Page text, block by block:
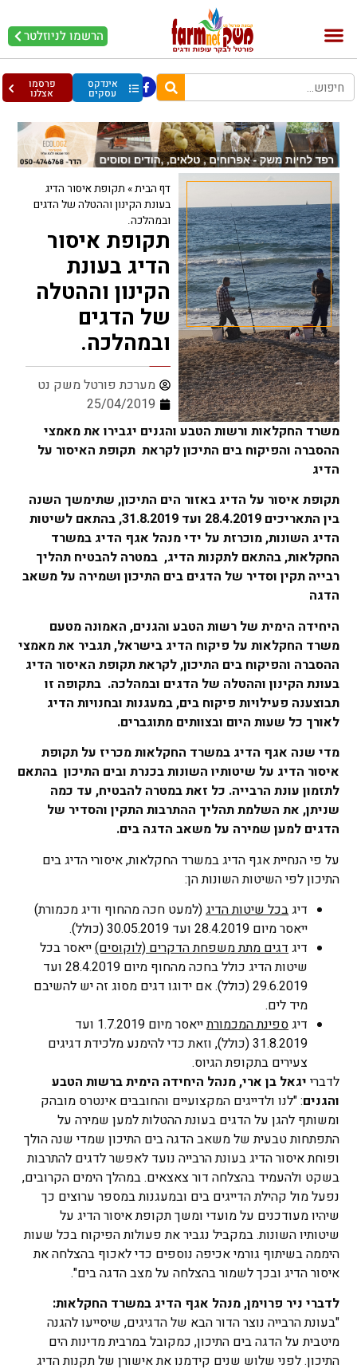
הרשמו לניוזלטר
אינדקס
עסקים
פרסמו
אצלנו
דף הבית» תקופת איסור הדיג
בעונת הקינון וההטלה של הדגים
ובמהלכה.
תקופת איסור
הדיג בעונת
הקינון וההטלה
של הדגים
ובמהלכה.
מערכת פורטל משק נט
25/04/2019
משרד החקלאות ורשות הטבע והגנים יגבירו את מאמצי
ההסברה והפיקוח בים התיכון לקראת תקופת האיסור על
הדיג
תקופת איסור על הדיג באזור הים התיכון, שתימשך השנה
בין התאריכים 28.4.2019 ועד 31.8.2019, בהתאם לשיטות
הדיג השונות, מוכרזת על ידי מנהל אגף הדיג במשרד
החקלאות, בהתאם לתקנות הדיג, במטרה להבטיח תהליך
רבייה תקין וסדיר של הדגים בים התיכון ושמירה על משאב
הדגה
היחידה הימית של רשות הטבע והגנים, האמונה מטעם
משרד החקלאות על פיקוח הדיג בישראל, תגביר את מאמצי
ההסברה והפיקוח בים התיכון, לקראת תקופת האיסור הדיג
בעונת הקינון וההטלה של הדגים ובמהלכה. בתקופה זו
תבוצענה פעילויות פיקוח בים, במעגנות ובחנויות הדיג
לאורך כל שעות היום ובצוותים מתוגברים.
מדי שנה אגף הדיג במשרד החקלאות מכריז על תקופת
איסור הדיג על שיטותיו השונות בכנרת ובים התיכון בהתאם
לתזמון עונת הרבייה. כל זאת במטרה להבטיח, עד כמה
שניתן, את השלמת תהליך ההתרבות התקין והסדיר של
הדגים למען שמירה על משאב הדגה בים.
על פי הנחיית אגף הדיג במשרד החקלאות, איסורי הדיג בים
התיכון לפי השיטות השונות הן:
דיגבכל שיטות הדיג(למעט חכה מהחוף ודיג מכמורת)
ייאסר מיום 28.4.2019 ועד 30.05.2019 (כולל).
דיגדגים מתת משפחת הדקרים (לוקוסים)ייאסר בכל
שיטות הדיג כולל בחכה מהחוף מיום 28.4.2019 ועד
29.6.2019 (כולל). אם ידוגו דגים מסוג זה יש להשיבם
מיד לים.
דיגספינת המכמורת
ייאסר מיום 1.7.2019 ועד
31.8.2019 (כולל), וזאת כדי להימנע מלכידת דגיגים
צעירים בתקופת הגיוס.
לדברי יגאל בן ארי, מנהל היחידה הימית ברשות הטבע
והגנים: "לנו ולדייגים המקצועיים והחובבים אינטרס מובהק
ומשותף להגן על הדגים בעונת ההטלות למען שמירה על
התפתחות טבעית של משאב הדגה בים התיכון שמדי שנה הולך
ופוחת איסור הדיג בעונת הרבייה נועד לאפשר לדגים להתרבות
בשקט ולהעמיד בהצלחה דור צאצאים. במהלך הימים הקרובים,
נפעל מול קהילת הדייגים בים ובמעגנות במספר ערוצים כך
שיהיו מעודכנים על מועדי ומשך תקופת איסור הדיג על
שיטותיו השונות. במקביל נגביר את פעולות הפיקוח בכל שעות
היממה בשיתוף גורמי אכיפה נוספים כדי לאכוף בהצלחה את
איסור הדיג ובכך לשמור בהצלחה על מצב הדגה בים".
לדברי ניר פרוימן, מנהל אגף הדיג במשרד החקלאות:
"בעונת הרבייה נוצר הדור הבא של הדגיגים, שיסייעו להגנה
מיטבית על הדגה בים התיכון, כמקובל במרבית מדינות הים
התיכון. לפני שלוש שנים קידמנו את אישורן של תקנות הדיג